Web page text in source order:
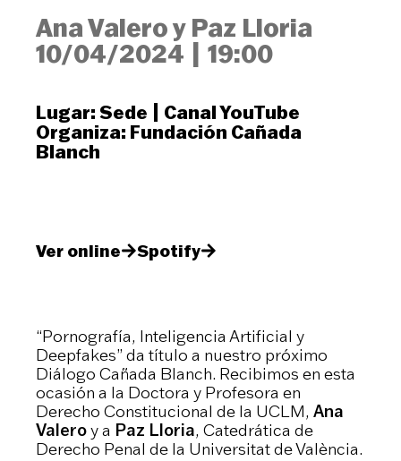
Ana Valero y Paz Lloria
10/04/2024
19:00
Lugar: Sede
Canal YouTube
Organiza: Fundación Cañada
Blanch
Ver online Spotify
“Pornografía, Inteligencia Artificial y
Deepfakes” da título a nuestro próximo
Diálogo Cañada Blanch. Recibimos en esta
ocasión a la Doctora y Profesora en
Derecho Constitucional de la UCLM, Ana
Valeroy a Paz Lloria, Catedrática de
Derecho Penal de la Universitat de València.